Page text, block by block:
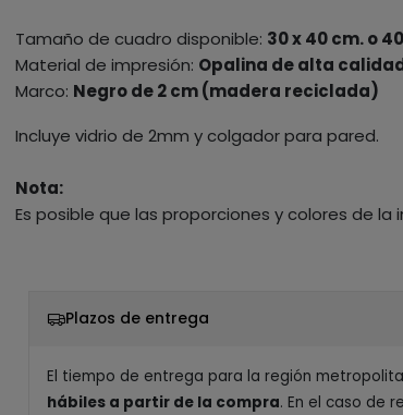
Tamaño de cuadro disponible: 30 x 40 cm. o
Material de impresión: Opalina de alta
Marco: Negro de 2 cm (madera reciclada)
Incluye vidrio de 2mm y colgador para pared.
Nota:
Es posible que las proporciones y colores de la
Plazos de entrega
El tiempo de entrega para la región
hábiles a partir de la compra. En el caso de